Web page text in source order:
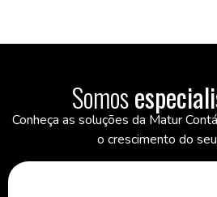
Somos
Conheça as soluções da Matur
o crescimento do